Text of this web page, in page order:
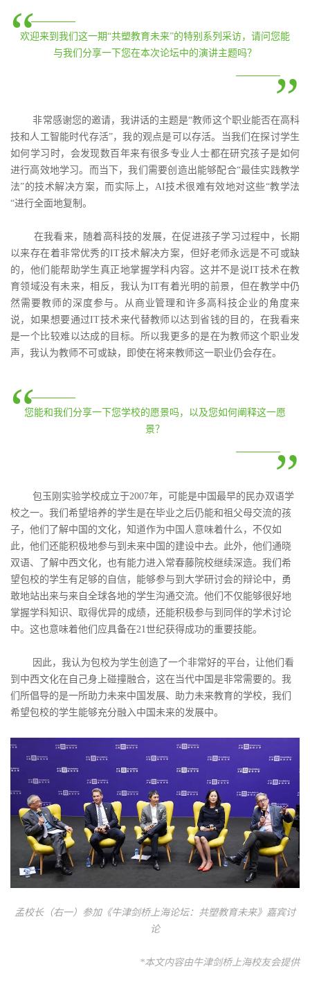
“
欢迎来到我们这一期“共塑教育未来”的特别系列采访，请问您能
与我们分享一下您在本次论坛中的演讲主题吗？
”
非常感谢您的邀请，我讲话的主题是“教师这个职业能否在高科
技和人工智能时代存活”，我的观点是可以存活。当我们在探讨学生
如何学习时，会发现数百年来有很多专业人士都在研究孩子是如何
进行高效地学习。而当下，我们需要创造出能够配合“最佳实践教学
法”的技术解决方案，而实际上，AI技术很难有效地对这些“教学法
“进行全面地复制。
在我看来，随着高科技的发展，在促进孩子学习过程中，长期
以来存在着非常优秀的IT技术解决方案，但好老师永远是不可或缺
的，他们能帮助学生真正地掌握学科内容。这并不是说IT技术在教
育领域没有未来，相反，我认为IT有着光明的前景，但在教学中仍
然需要教师的深度参与。从商业管理和许多高科技企业的角度来
说，如果想要通过IT技术来代替教师以达到省钱的目的，在我看来
是一个比较难以达成的目标。所以我更多的是在为教师这个职业发
声，我认为教师不可或缺，即使在将来教师这一职业仍会存在。
“您能和我们分享一下您学校的愿景吗，以及您如何阐释这一愿
景？
”
包玉刚实验学校成立于2007年，可能是中国最早的民办双语学
校之一。我们希望培养的学生是在毕业之后仍能和祖父母交流的孩
子，他们了解中国的文化，知道作为中国人意味着什么，不仅如
此，他们还能积极地参与到未来中国的建设中去。此外，他们通晓
双语、了解中西文化，也有能力进入常春藤院校继续深造。我们希
望包校的学生有足够的自信，能够参与到大学研讨会的辩论中，勇
敢地站出来与来自全球各地的学生沟通交流。他们不仅能够很好地
掌握学科知识、取得优异的成绩，还能积极参与到同伴的学术讨论
中。这也意味着他们应具备在21世纪获得成功的重要技能。
因此，我认为包校为学生创造了一个非常好的平台，让他们看
到中西文化在自己身上碰撞融合，这在当代中国是非常需要的。我
们所倡导的是一所助力未来中国发展、助力未来教育的学校，我们
希望包校的学生能够充分融入中国未来的发展中。
孟校长（右一）参加《牛津剑桥上海论坛：共塑教育未来》嘉宾讨
论
*本文内容由牛津剑桥上海校友会提供